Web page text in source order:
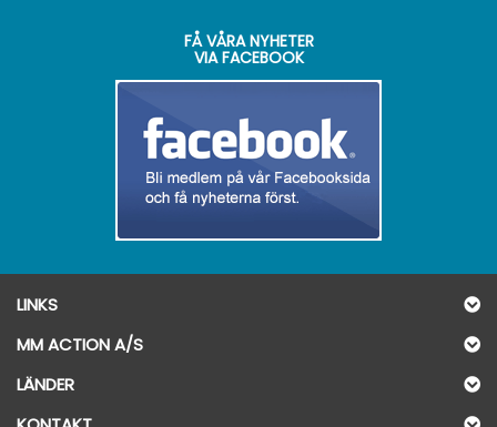
FÅ VÅRA NYHETER
VIA FACEBOOK
LINKS
MM ACTION A/S
LÄNDER